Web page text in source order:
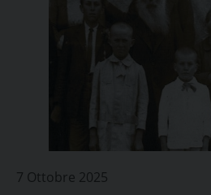
7 Ottobre 2025